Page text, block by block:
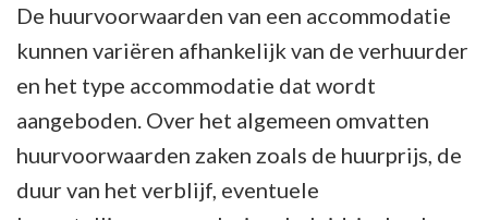
De huurvoorwaarden van een accommodatie
kunnen variëren afhankelijk van de verhuurder
en het type accommodatie dat wordt
aangeboden. Over het algemeen omvatten
huurvoorwaarden zaken zoals de huurprijs, de
duur van het verblijf, eventuele